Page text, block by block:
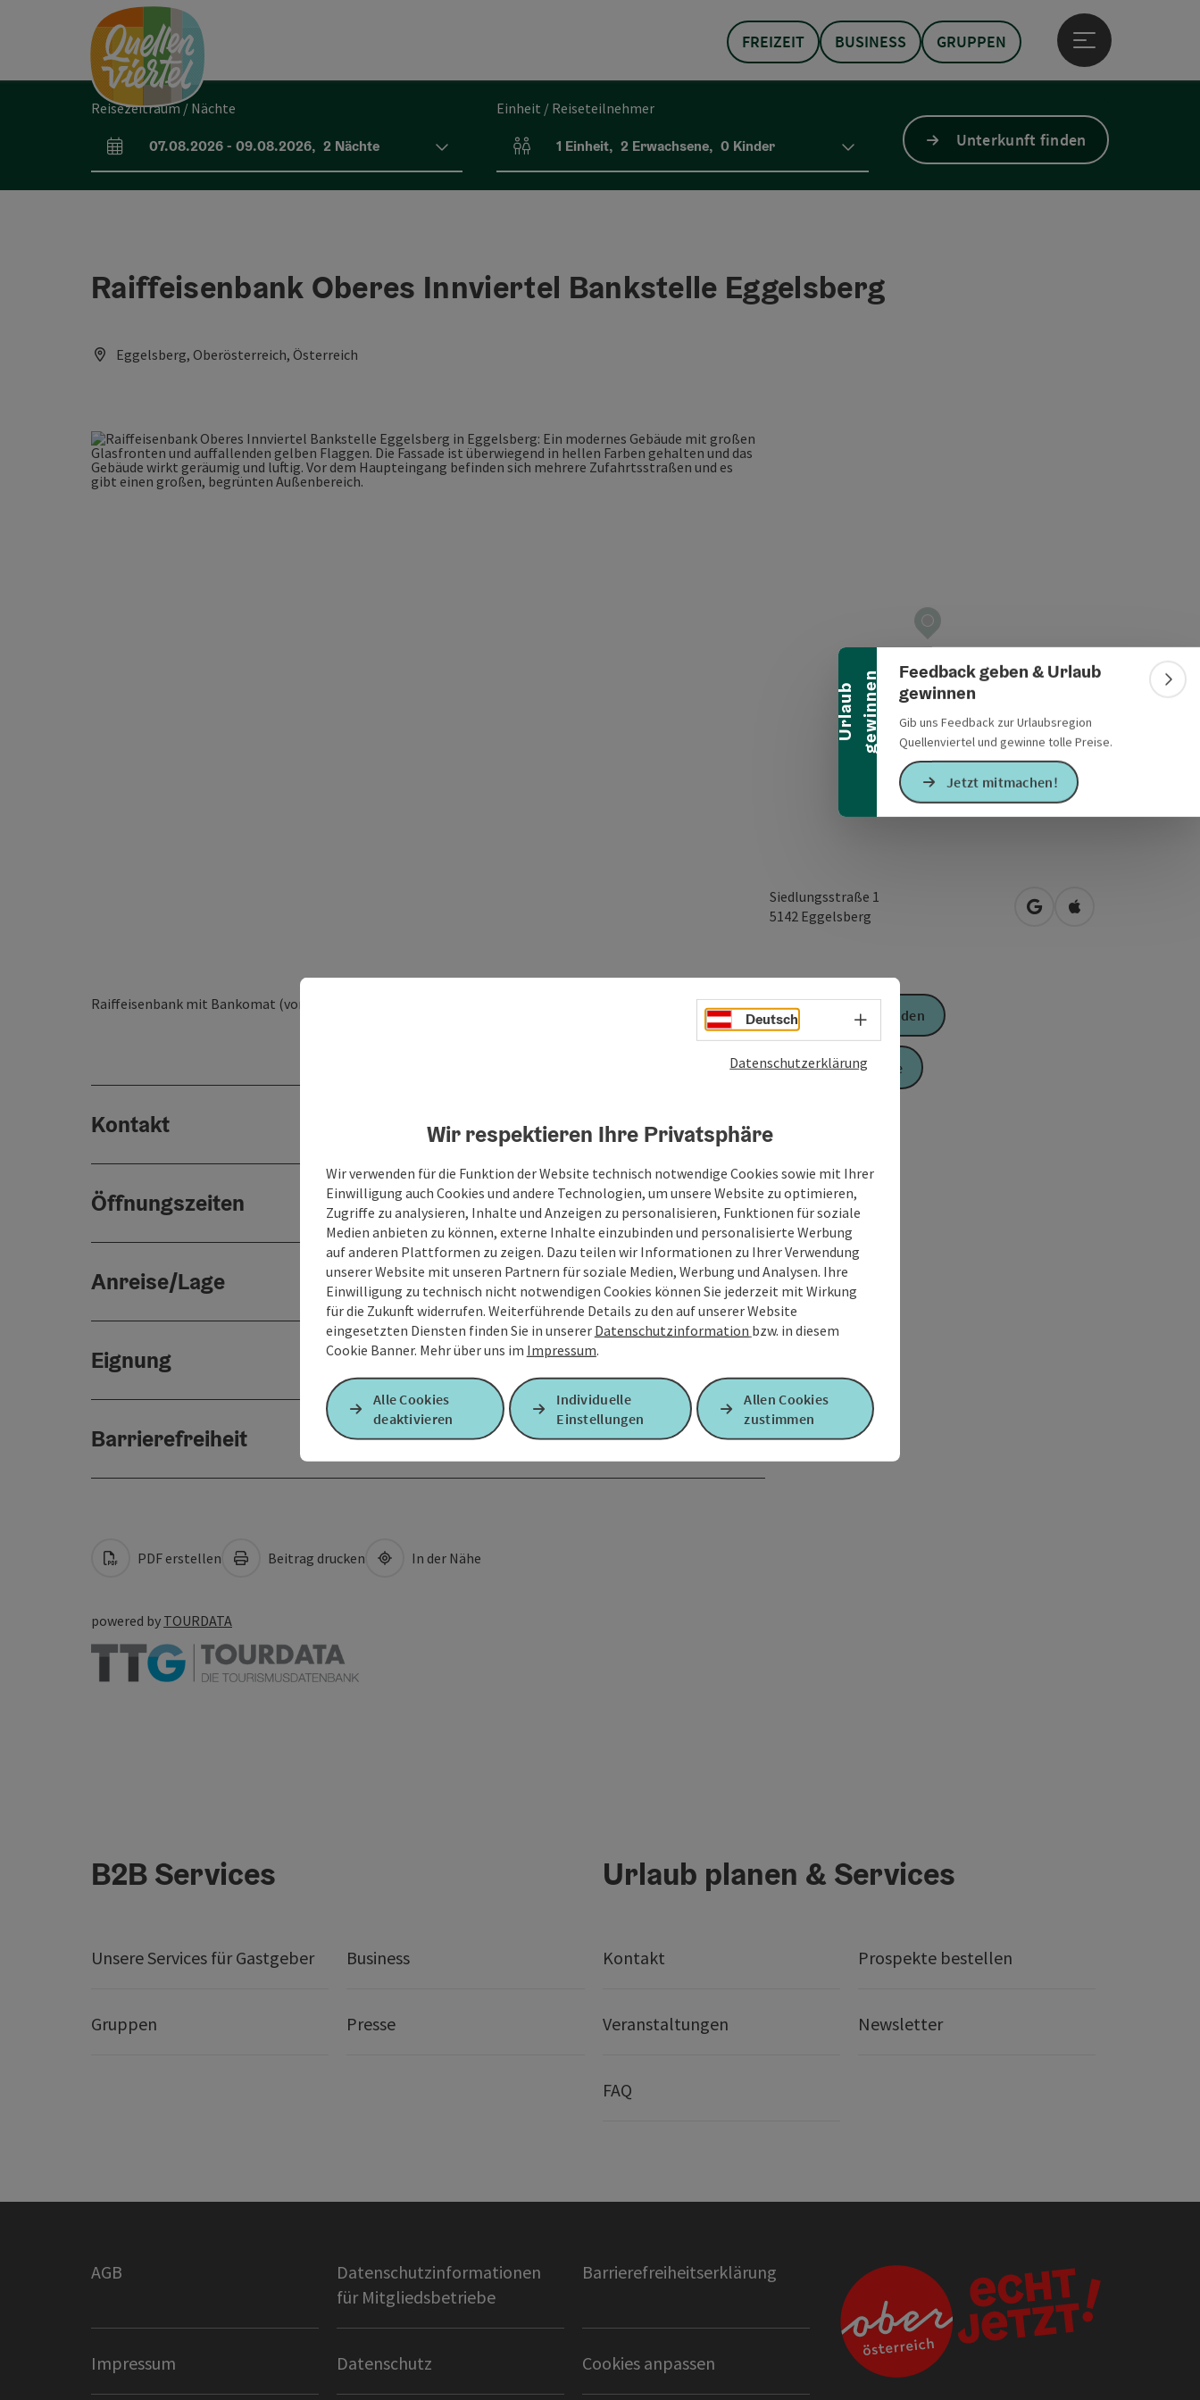
Zum InhaltAccesskey
[0]
Zur NavigationAccesskey
Zum Seitenanfang Accesskey
U
r
l
a
u
b
g
e
w
i
n
n
e n
Banner einklappen
Feedback geben & Urlaub
gewinnen
Gib uns Feedback zur Urlaubsregion
Quellenviertel und gewinne tolle Preise.
Jetzt mitmachen!
FREIZEIT BUSINESS GRUPPEN
Hauptmenü öffnen
Reisezeitraum / Nächte
An- und Abreisefelder
07.08.2026- 09.08.2026, 2 Nächte
Einheit / Reiseteilnehmer
Einheitenanzahl und Personenfelder
1 Einheit, 2 Erwachsene, 0 Kinder Unterkunft finden
Raiffeisenbank Oberes Innviertel Bankstelle Eggelsberg
Eggelsberg, Oberösterreich, Österreich
Siedlungsstraße 1
5142 Eggelsberg in Google Maps öffnen
in Apple Maps
Raiffeisenbank mit Bankomat (von 0:00 - 24:00 Uhr verfügbar)
Kontakt
Öffnungszeiten
Anreise/Lage
Eignung
Barrierefreiheit
Anfrage senden
Zur Website
PDF erstellen Beitrag drucken In der Nähe
powered by TOURDATA
B2B Services
Unsere Services für Gastgeber Business
Gruppen Presse
Urlaub planen & Services
Kontakt Prospekte bestellen
Veranstaltungen Newsletter
FAQ
AGB
Datenschutzinformationen
für Mitgliedsbetriebe
Barrierefreiheitserklärung
Impressum Datenschutz Cookies anpassen
Deutsch Sprachwahl - Menü öffnen
Datenschutzerklärung
Wir respektieren Ihre Privatsphäre
Wir verwenden für die Funktion der Website technisch notwendige Cookies sowie mit Ihrer
Einwilligung auch Cookies und andere Technologien, um unsere Website zu optimieren,
Zugriffe zu analysieren, Inhalte und Anzeigen zu personalisieren, Funktionen für soziale
Medien anbieten zu können, externe Inhalte einzubinden und personalisierte Werbung
auf anderen Plattformen zu zeigen. Dazu teilen wir Informationen zu Ihrer Verwendung
unserer Website mit unseren Partnern für soziale Medien, Werbung und Analysen. Ihre
Einwilligung zu technisch nicht notwendigen Cookies können Sie jederzeit mit Wirkung
für die Zukunft widerrufen. Weiterführende Details zu den auf unserer Website
eingesetzten Diensten finden Sie in unserer Datenschutzinformation bzw. in diesem
Cookie Banner. Mehr über uns im Impressum.
Alle Cookies
deaktivieren
Individuelle
Einstellungen
Allen Cookies
zustimmen